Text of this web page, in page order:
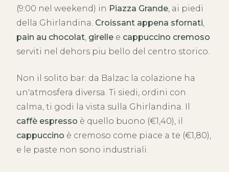
(9:00 nel weekend) in Piazza Grande , ai piedi
della Ghirlandina. Croissant appena sfornati
pain au chocolat girelle e cappuccino cremoso
serviti nel dehors piu bello del centro storico.
Non il solito bar: da Balzac la colazione ha
un'atmosfera diversa. Ti siedi, ordini con
calma, ti godi la vista sulla Ghirlandina. Il
caffè espresso è quello buono (€1,40), il
cappuccino è cremoso come piace a te (€1,80),
e le paste non sono industriali.